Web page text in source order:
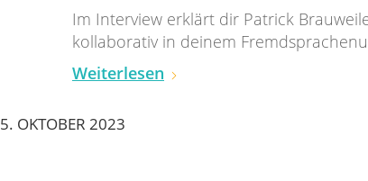
Im Interview erklärt dir Patrick
kollaborativ in deinem
Weiterlesen
5. OKTOBER 2023